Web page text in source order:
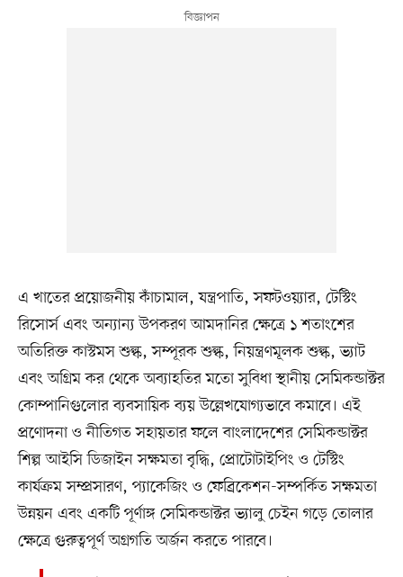
এ খাতের প্রয়োজনীয় কাঁচামাল, যন্ত্রপাতি, সফটওয়্যার, টেস্টিং
রিসোর্স এবং অন্যান্য উপকরণ আমদানির ক্ষেত্রে ১ শতাংশের
অতিরিক্ত কাস্টমস শুল্ক, সম্পূরক শুল্ক, নিয়ন্ত্রণমূলক শুল্ক, ভ্যাট
এবং অগ্রিম কর থেকে অব্যাহতির মতো সুবিধা স্থানীয় সেমিকন্ডাক্টর
কোম্পানিগুলোর ব্যবসায়িক ব্যয় উল্লেখযোগ্যভাবে কমাবে। এই
প্রণোদনা ও নীতিগত সহায়তার ফলে বাংলাদেশের সেমিকন্ডাক্টর
শিল্প আইসি ডিজাইন সক্ষমতা বৃদ্ধি, প্রোটোটাইপিং ও টেস্টিং
কার্যক্রম সম্প্রসারণ, প্যাকেজিং ও ফেব্রিকেশন-সম্পর্কিত সক্ষমতা
উন্নয়ন এবং একটি পূর্ণাঙ্গ সেমিকন্ডাক্টর ভ্যালু চেইন গড়ে তোলার
ক্ষেত্রে গুরুত্বপূর্ণ অগ্রগতি অর্জন করতে পারবে।